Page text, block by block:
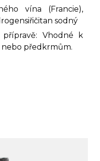
vína (Francie),
sodný
Vhodné k
předkrmům.